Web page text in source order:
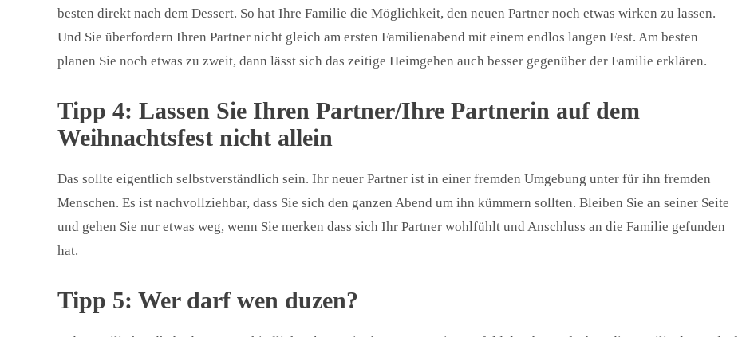
besten direkt nach dem Dessert. So hat Ihre Familie die Möglichkeit, den neuen Partner noch etwas wirken zu lassen.
Und Sie überfordern Ihren Partner nicht gleich am ersten Familienabend mit einem endlos langen Fest. Am besten
planen Sie noch etwas zu zweit, dann lässt sich das zeitige Heimgehen auch besser gegenüber der Familie erklären.
Tipp 4: Lassen Sie Ihren Partner/Ihre Partnerin auf dem
Weihnachtsfest nicht allein
Das sollte eigentlich selbstverständlich sein. Ihr neuer Partner ist in einer fremden Umgebung unter für ihn fremden
Menschen. Es ist nachvollziehbar, dass Sie sich den ganzen Abend um ihn kümmern sollten. Bleiben Sie an seiner Seite
und gehen Sie nur etwas weg, wenn Sie merken dass sich Ihr Partner wohlfühlt und Anschluss an die Familie gefunden
hat.
Tipp 5: Wer darf wen duzen?